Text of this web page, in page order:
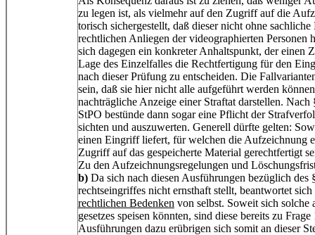
zu legen ist, als vielmehr auf den Zugriff auf die
torisch sichergestellt, daß dieser nicht ohne
rechtlichen Anliegen der videographierten Personen
sich dagegen ein konkreter Anhaltspunkt, der einen
Lage des Einzelfalles die Rechtfertigung für den
nach dieser Prüfung zu entscheiden. Die
sein, daß sie hier nicht alle aufgeführt werden
nachträgliche Anzeige einer Straftat darstellen.
StPO bestünde dann sogar eine Pflicht der
sichten und auszuwerten. Generell dürfte gelten:
einen Eingriff liefert, für welchen die Aufzeichnung
Zugriff auf das gespeicherte Material gerechtfertigt
Zu den Aufzeichnungsregelungen und
b) Da sich nach diesen Ausführungen bezüglich des
rechtseingriffes nicht ernsthaft stellt, beantwortet
rechtlichen Bedenken von selbst. Soweit sich solche
gesetzes speisen könnten, sind diese bereits zu
Ausführungen dazu erübrigen sich somit an dieser